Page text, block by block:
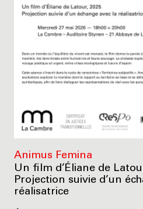
Animus Femina
Un film d’Éliane de
Projection suivie d’un
réalisatrice